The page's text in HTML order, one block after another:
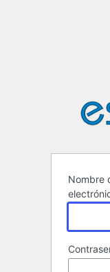
Nombre